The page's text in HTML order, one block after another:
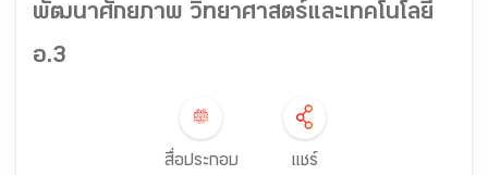
พัฒนาศักยภาพ วิทยาศาสตร์และเทคโนโลยี
อ.3
สื่อประกอบ
แชร์